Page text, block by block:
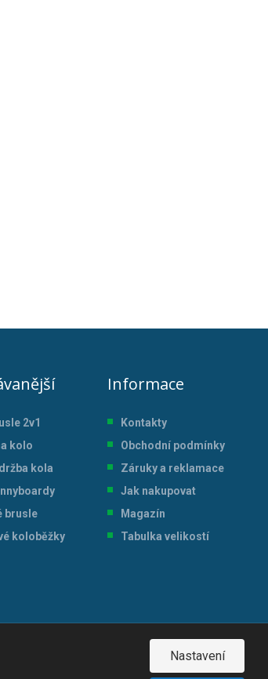
Nastavení
2v1
kolo
kola
brusle
koloběžky
Informace
Kontakty
Obchodní podmínky
Záruky a reklamace
Jak nakupovat
Magazín
Tabulka velikostí